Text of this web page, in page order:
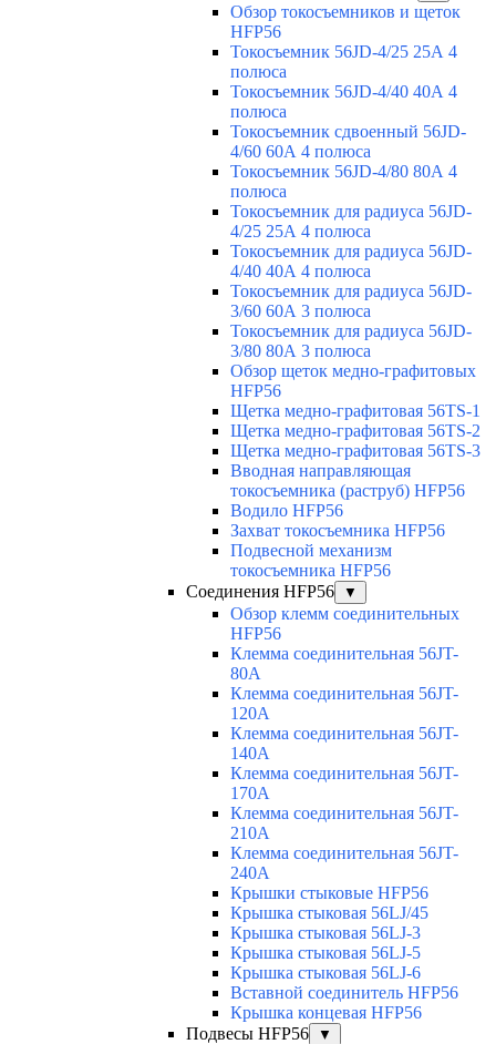
Обзор токосъемников и щеток
HFP56
Токосъемник 56JD-4/25 25А 4
полюса
Токосъемник 56JD-4/40 40А 4
полюса
Токосъемник сдвоенный 56JD-
4/60 60А 4 полюса
Токосъемник 56JD-4/80 80А 4
полюса
Токосъемник для радиуса 56JD-
4/25 25А 4 полюса
Токосъемник для радиуса 56JD-
4/40 40А 4 полюса
Токосъемник для радиуса 56JD-
3/60 60А 3 полюса
Токосъемник для радиуса 56JD-
3/80 80А 3 полюса
Обзор щеток медно-графитовых
HFP56
Щетка медно-графитовая 56TS-1
Щетка медно-графитовая 56TS-2
Щетка медно-графитовая 56TS-3
Вводная направляющая
токосъемника (раструб) HFP56
Водило HFP56
Захват токосъемника HFP56
Подвесной механизм
токосъемника HFP56
Соединения HFP56
▼
Обзор клемм соединительных
HFP56
Клемма соединительная 56JT-
80A
Клемма соединительная 56JT-
120A
Клемма соединительная 56JT-
140A
Клемма соединительная 56JT-
170A
Клемма соединительная 56JT-
210A
Клемма соединительная 56JT-
240A
Крышки стыковые HFP56
Крышка стыковая 56LJ/45
Крышка стыковая 56LJ-3
Крышка стыковая 56LJ-5
Крышка стыковая 56LJ-6
Вставной соединитель HFP56
Крышка концевая HFP56
Подвесы HFP56
▼